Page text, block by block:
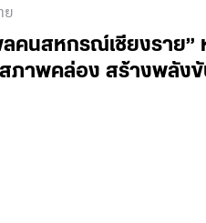
ย
ลคนสหกรณ์เชียงราย
าพคล่อง สร้างพลังขั